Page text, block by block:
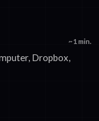
~1 min.
Dropbox,